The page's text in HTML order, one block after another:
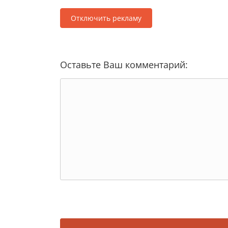
Отключить рекламу
Оставьте Ваш комментарий: